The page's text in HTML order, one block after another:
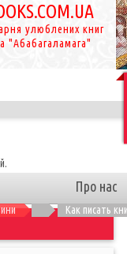
улюблених книг
"Абабагаламага"
Про нас
Как писать